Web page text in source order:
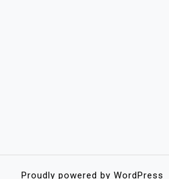
Proudly powered by WordPress